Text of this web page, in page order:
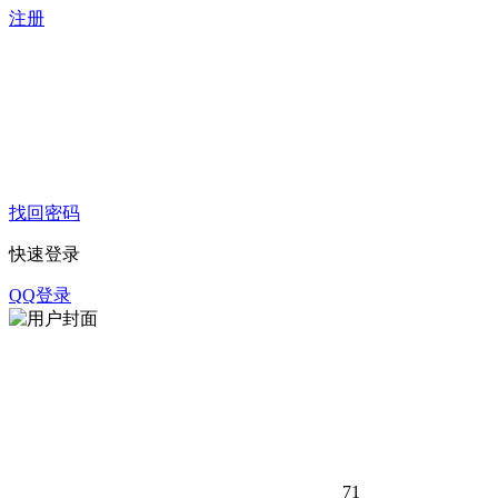
注册
找回密码
快速登录
QQ登录
71